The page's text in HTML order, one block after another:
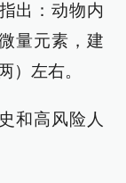
出：动物内
量元素，建
）左右。
和高风险人